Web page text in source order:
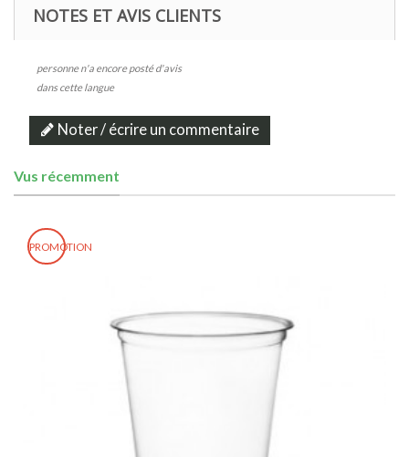
NOTES ET AVIS CLIENTS
personne n'a encore posté d'avis
dans cette langue
Noter / écrire un commentaire
Vus récemment
PROMOTION